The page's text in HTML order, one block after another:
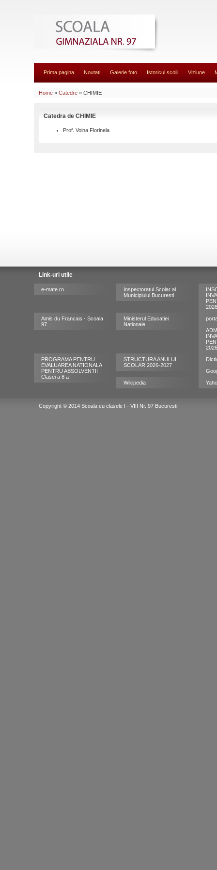
Prima pagina Noutati Galerie foto Istoricul scolii Viziune
Home » Catedre » CHIMIE
Catedra de CHIMIE
Prof. Voina Florinela
Link-uri utile
e-mate.ro
Inspectoratul Scolar al
Municipiului Bucuresti
Amis du Francais - Scoala
97
Ministerul Educatiei
Nationale
PROGRAMA PENTRU
EVALUAREA NATIONALA
PENTRU ABSOLVENTII
Clasei a 8 a
STRUCTURA ANULUI
SCOLAR 2026-2027
Wikipedia
Copyright © 2014 Scoala cu clasele I - VIII Nr. 97 Bucuresti